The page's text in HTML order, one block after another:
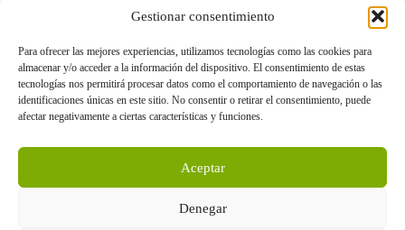
Gestionar consentimiento
Para ofrecer las mejores experiencias, utilizamos tecnologías como las cookies para
almacenar y/o acceder a la información del dispositivo. El consentimiento de estas
tecnologías nos permitirá procesar datos como el comportamiento de navegación o las
identificaciones únicas en este sitio. No consentir o retirar el consentimiento, puede
afectar negativamente a ciertas características y funciones.
Aceptar
Denegar
Teléfono:
655 034 455
Correo electrónico:
www.gorkavillanueva.com © Arquitectos 2026 - Todos los